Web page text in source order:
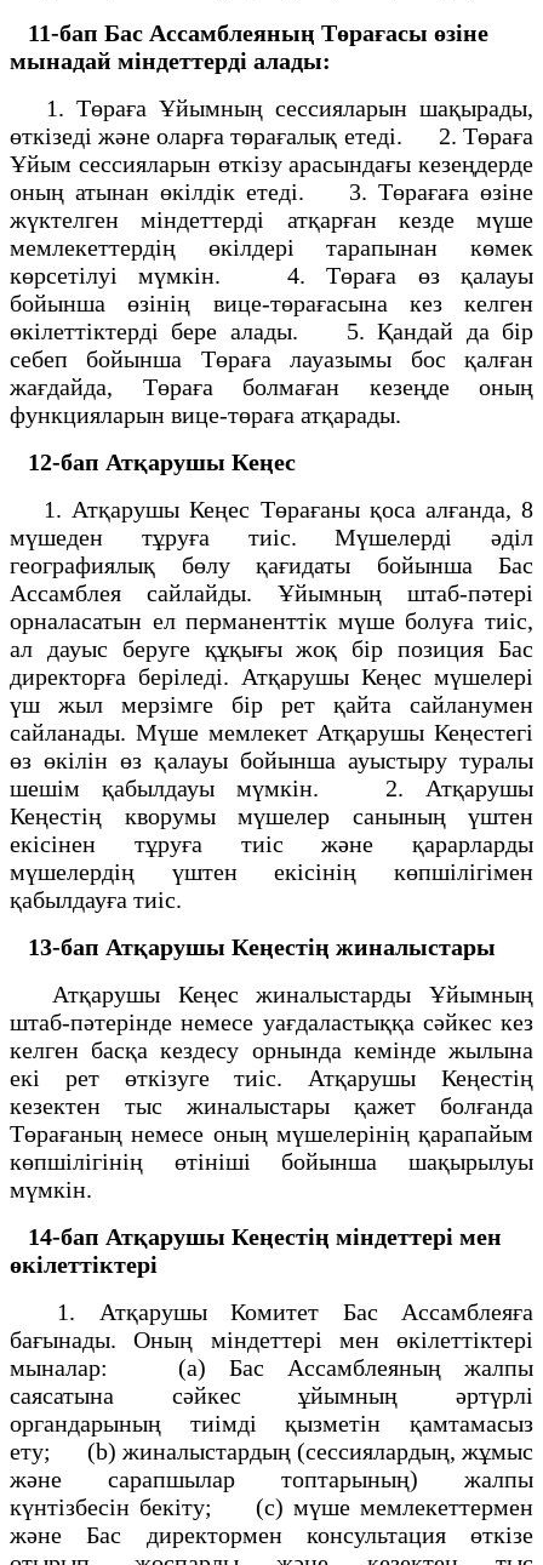
11-бап Бас Ассамблеяның Төрағасы өзіне
мынадай міндеттерді алады:
1. Төраға Ұйымның сессияларын шақырады,
өткізеді және оларға төрағалық етеді. 2. Төраға
Ұйым сессияларын өткізу арасындағы кезеңдерде
оның атынан өкілдік етеді. 3. Төрағаға өзіне
жүктелген міндеттерді атқарған кезде мүше
мемлекеттердің өкілдері тарапынан көмек
көрсетілуі мүмкін. 4. Төраға өз қалауы
бойынша өзінің вице-төрағасына кез келген
өкілеттіктерді бере алады. 5. Қандай да бір
себеп бойынша Төраға лауазымы бос қалған
жағдайда, Төраға болмаған кезеңде оның
функцияларын вице-төраға атқарады.
12-бап Атқарушы Кеңес
1. Атқарушы Кеңес Төрағаны қоса алғанда, 8
мүшеден тұруға тиіс. Мүшелерді әділ
географиялық бөлу қағидаты бойынша Бас
Ассамблея сайлайды. Ұйымның штаб-пәтері
орналасатын ел перманенттік мүше болуға тиіс,
ал дауыс беруге құқығы жоқ бір позиция Бас
директорға беріледі. Атқарушы Кеңес мүшелері
үш жыл мерзімге бір рет қайта сайланумен
сайланады. Мүше мемлекет Атқарушы Кеңестегі
өз өкілін өз қалауы бойынша ауыстыру туралы
шешім қабылдауы мүмкін. 2. Атқарушы
Кеңестің кворумы мүшелер санының үштен
екісінен тұруға тиіс және қарарларды
мүшелердің үштен екісінің көпшілігімен
қабылдауға тиіс.
13-бап Атқарушы Кеңестің жиналыстары
Атқарушы Кеңес жиналыстарды Ұйымның
штаб-пәтерінде немесе уағдаластыққа сәйкес кез
келген басқа кездесу орнында кемінде жылына
екі рет өткізуге тиіс. Атқарушы Кеңестің
кезектен тыс жиналыстары қажет болғанда
Төрағаның немесе оның мүшелерінің қарапайым
көпшілігінің өтініші бойынша шақырылуы
мүмкін.
14-бап Атқарушы Кеңестің міндеттері мен
өкілеттіктері
1. Атқарушы Комитет Бас Ассамблеяға
бағынады. Оның міндеттері мен өкілеттіктері
мыналар: (а) Бас Ассамблеяның жалпы
саясатына сәйкес ұйымның әртүрлі
органдарының тиімді қызметін қамтамасыз
ету; (b) жиналыстардың (сессиялардың, жұмыс
және сарапшылар топтарының) жалпы
күнтізбесін бекіту; (с) мүше мемлекеттермен
және Бас директормен консультация өткізе